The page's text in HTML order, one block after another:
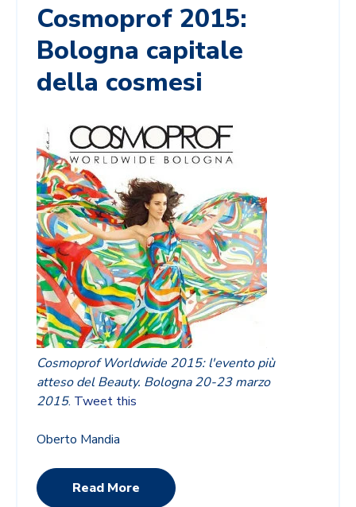
Cosmoprof 2015:
Bologna capitale
della cosmesi
Cosmoprof Worldwide 2015: l'evento più
atteso del Beauty. Bologna 20-23 marzo
2015. Tweet this
Oberto Mandia
Read More